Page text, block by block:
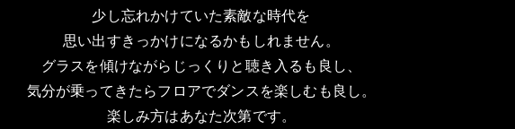
少し忘れかけていた素敵な時代を
思い出すきっかけになるかもしれません。
グラスを傾けながらじっくりと聴き入るも良し、
気分が乗ってきたらフロアでダンスを楽しむも良し。
楽しみ方はあなた次第です。